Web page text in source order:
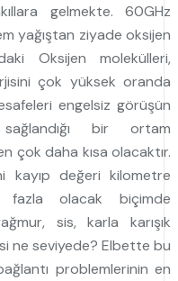
gelmekte. 60GHz
yağıştan ziyade oksijen
Oksijen molekülleri,
çok yüksek oranda
engelsiz görüşün
bir ortam
çok daha kısa olacaktır.
kayıp değeri kilometre
fazla olacak biçimde
sis, karla karışık
ne seviyede? Elbette bu
problemlerinin en